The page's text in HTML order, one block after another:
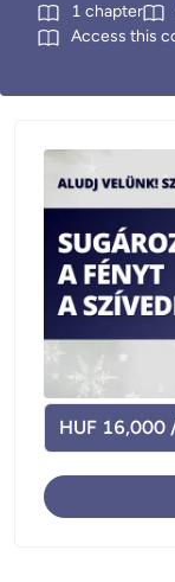
1 chapter
Access this
HUF 16,000